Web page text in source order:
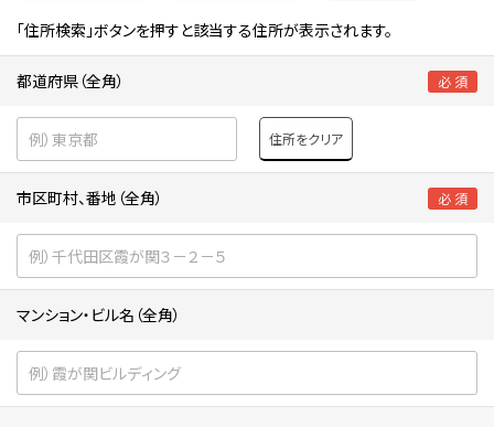
「住所検索」ボタンを押すと該当する住所が表示されます。
都道府県（全角） 必 須
住所をクリア
市区町村、番地（全角） 必 須
マンション・ビル名（全角）